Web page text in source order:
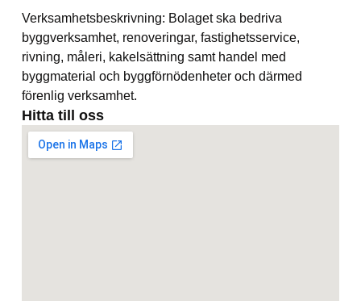
Verksamhetsbeskrivning: Bolaget ska bedriva
byggverksamhet, renoveringar, fastighetsservice,
rivning, måleri, kakelsättning samt handel med
byggmaterial och byggförnödenheter och därmed
förenlig verksamhet.
Hitta till oss